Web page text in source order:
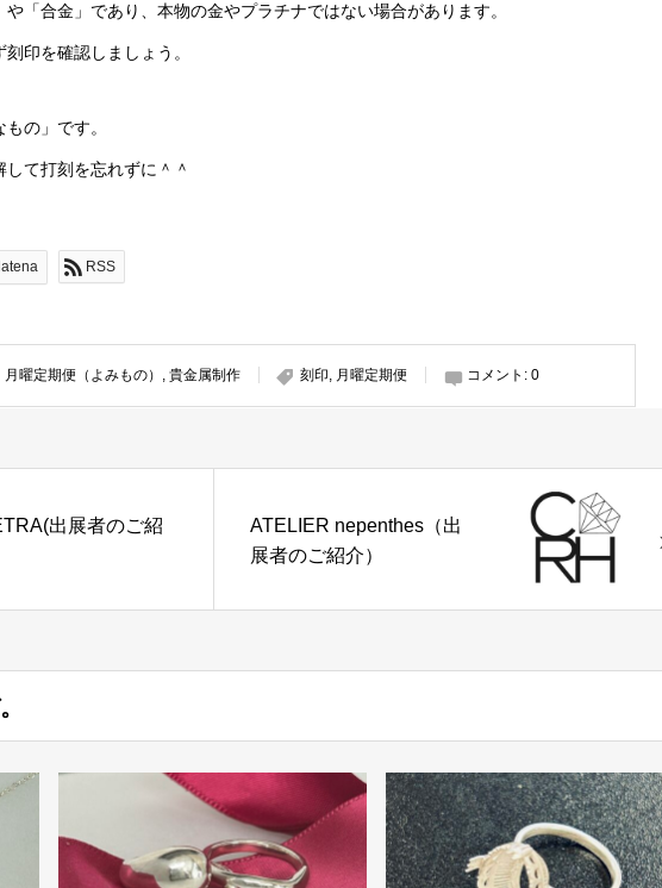
「合金」であり、本物の金やプラチナではない場合があります。
印を確認しましょう。
の」です。
て打刻を忘れずに＾＾
RSS
月曜定期便（よみもの） , 貴金属制作 刻印, 月曜定期便 コメント: 0
出展者のご紹
ATELIER nepenthes（出
展者のご紹介）